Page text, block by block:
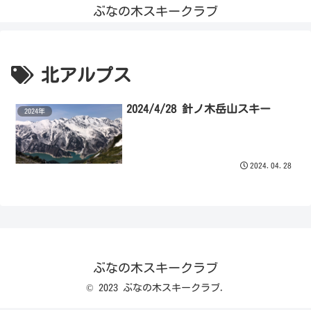
ぶなの木スキークラブ
北アルプス
2024年 2024/4/28 針ノ木岳山スキー
2024.04.28
ぶなの木スキークラブ
© 2023 ぶなの木スキークラブ.